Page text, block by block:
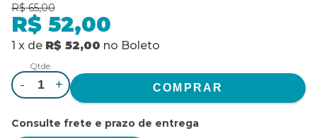
R$ 65,00
R$ 52,00
1 x de R$ 52,00 no Boleto
Qtde.
- +
Consulte frete e prazo de entrega